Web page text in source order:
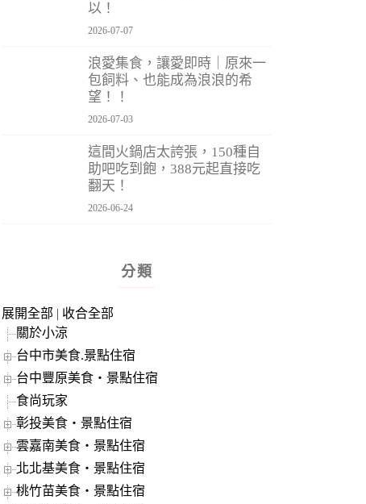
以！
2026-07-07
浪愛集食，讓愛即時｜原來一
包飼料、也能成為浪浪的希
望！！
2026-07-03
這間火鍋店太誇張，150種自
助吧吃到飽，388元起直接吃
翻天！
2026-06-24
分類
展開全部 | 收合全部
關於小涼
台中市美食.景點住宿
台中豐原美食‧景點住宿
食尚玩家
彰投美食‧景點住宿
雲嘉南美食‧景點住宿
北北基美食‧景點住宿
桃竹苗美食‧景點住宿